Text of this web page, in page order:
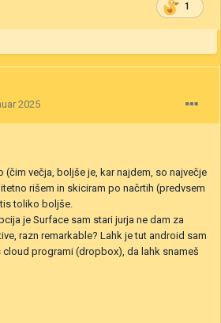
1
2025
(čim večja, boljše je, kar najdem, so največje
rišem in skiciram po načrtih (predvsem
toliko boljše.
je Surface sam stari jurja ne dam za
razn remarkable? Lahk je tut android sam
cloud programi (dropbox), da lahk snameš